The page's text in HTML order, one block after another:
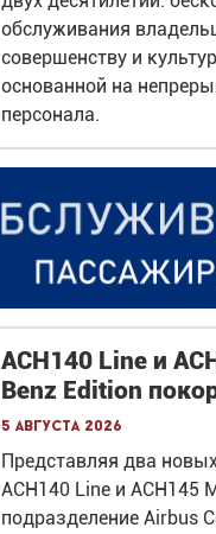
обслуживания
совершенству и
основанной на
персонала.
ACH140 Line и
Benz Edition
5 августа 2026
Представляя два
ACH140 Line и ACH145
подразделение Airbus